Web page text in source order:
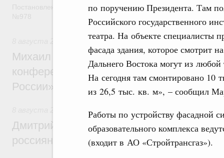
по поручению Президента. Там
Российского государственного
театра. На объекте специалисты
фасада здания, которое смотрит
Дальнего Востока могут из
На сегодня там смонтировано 10
из 26,5 тыс. кв. м», – сообщил
Работы по устройству фасадной
образовательного комплекса
(входит в АО «Стройтрансгаз»).
Постановление от 5 августа 2026 года
Отрасль информационных технологий
Михаил Мишустин дал поручения по
конференции «Цифровая индустрия
России»
Спорт высших достижений и массовый
Дмитрий Чернышенко и Михаил
россиян с Днём физкультурника